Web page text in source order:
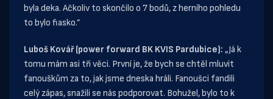
byla deka. Ačkoliv to skončilo o 7 bodů, z herního pohledu
to bylo fiasko.”
Luboš Kovář (power forward BK KVIS Pardubice): „Já k
tomu mám asi tři věci. První je, že bych se chtěl mluvit
fanouškům za to, jak jsme dneska hráli. Fanoušci fandili
celý zápas, snažili se nás podporovat. Bohužel, bylo to k